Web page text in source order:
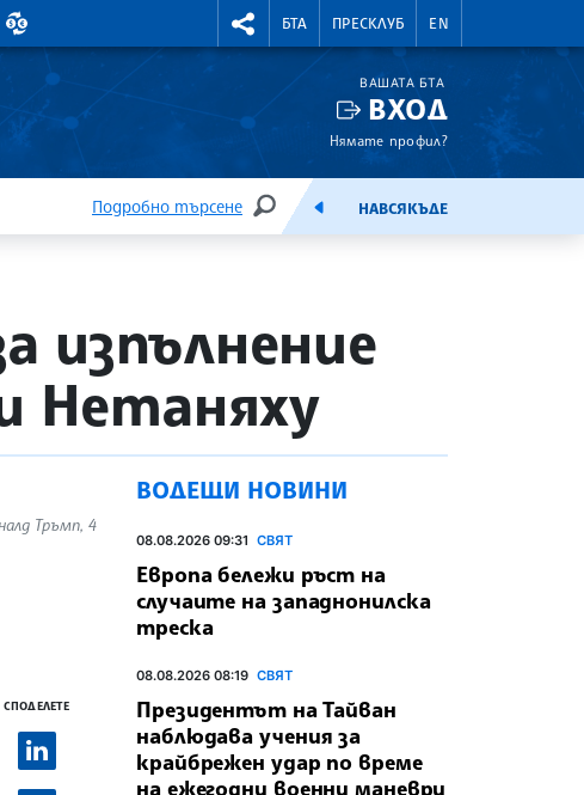
ВАЛУТНИ КУРСОВЕ RIGHTMENU.SOCIAL
БТА ПРЕСКЛУБ EN
ВАШАТА БТА
ВХОД
Нямате профил?
Подробно търсене
ТЪРСЕНЕЕМИСИЯНАВСЯКЪДЕ
изпълнение
Нетаняху
Тръмп, 4
СПОДЕЛЕТЕ
ВОДЕЩИ НОВИНИ
08.08.2026 09:31 СВЯТ
Европа бележи ръст на
случаите на западнонилска
треска
08.08.2026 08:19 СВЯТ
Президентът на Тайван
наблюдава учения за
крайбрежен удар по време
на ежегодни военни маневри